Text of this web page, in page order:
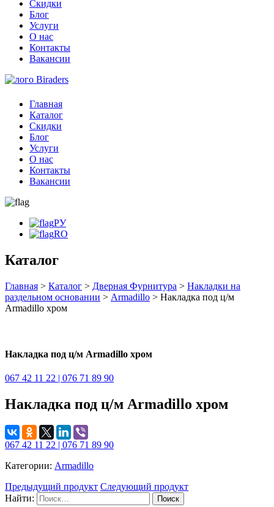
Скидки
Блог
Услуги
О нас
Контакты
Вакансии
Главная
Каталог
Скидки
Блог
Услуги
О нас
Контакты
Вакансии
РУ
RO
Каталог
Главная > Каталог > Дверная Фурнитура > Накладки на
раздельном основании > Armadillo > Накладка под ц/м
Armadillo хром
Накладка под ц/м Armadillo хром
067 42 11 22 | 076 71 89 90
Накладка под ц/м Armadillo хром
067 42 11 22 | 076 71 89 90
Категории: Armadillo
Предыдущий продукт Следующий продукт
Найти: